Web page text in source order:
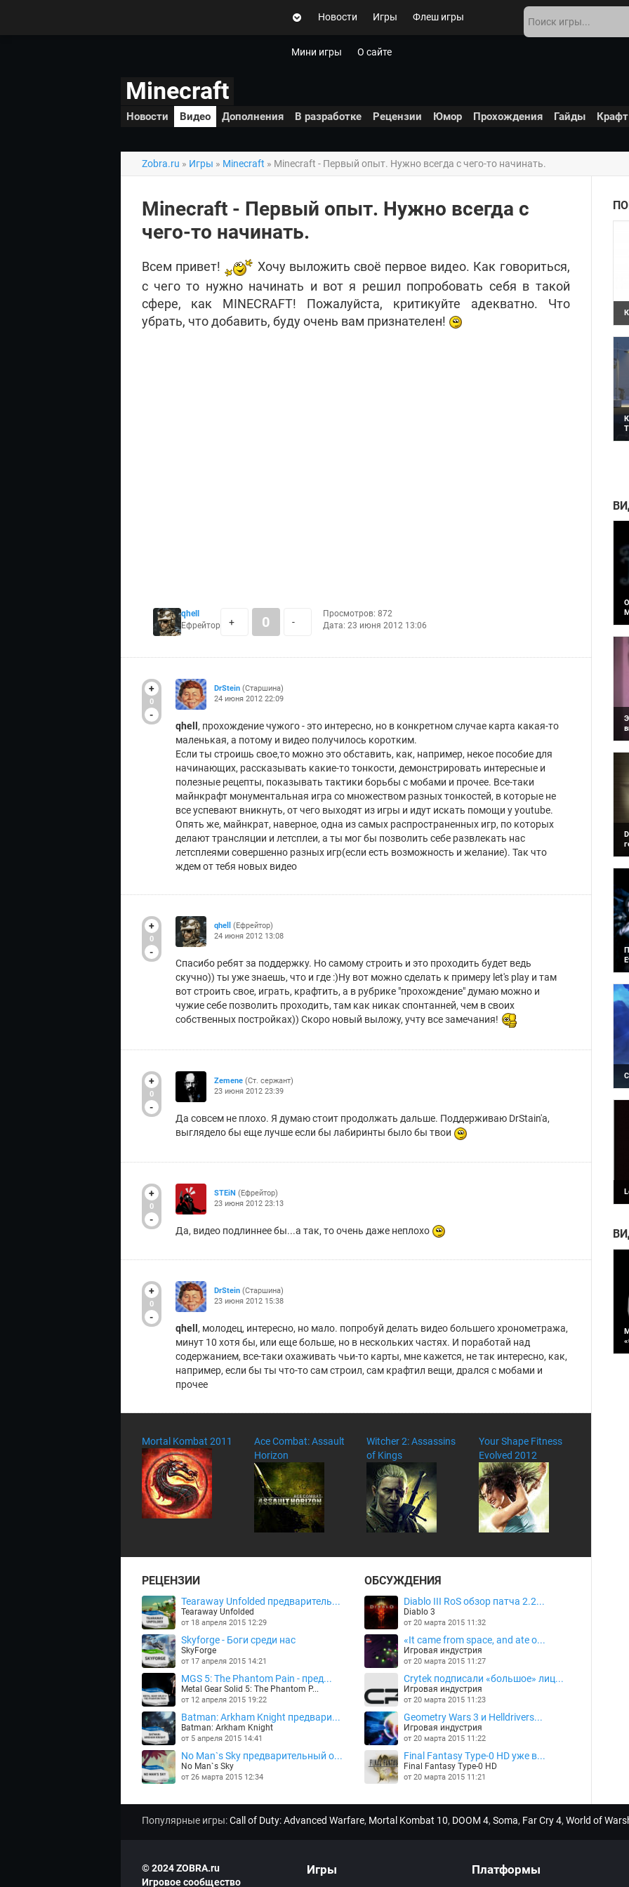
т
Новости Игры Флеш игры
Мини игры О сайте
Minecraft
Новости Видео Дополнения В разработке Рецензии Юмор Прохождения Гайды Крафт
Zobra.ru » Игры » Minecraft » Minecraft - Первый опыт. Нужно всегда с чего-то начинать.
Minecraft - Первый опыт. Нужно всегда с
чего-то начинать.
Всем привет!
Хочу выложить своё первое видео. Как говориться,
с чего то нужно начинать и вот я решил попробовать себя в такой
сфере, как MINECRAFT! Пожалуйста, критикуйте адекватно. Что
убрать, что добавить, буду очень вам признателен!
qhell
Ефрейтор
+ 0 -
Просмотров: 872
Дата: 23 июня 2012 13:06
+
0
-
DrStein (Старшина)
24 июня 2012 22:09
qhell , прохождение чужого - это интересно, но в конкретном случае карта какая-то
маленькая, а потому и видео получилось коротким.
Если ты строишь свое,то можно это обставить, как, например, некое пособие для
начинающих, рассказывать какие-то тонкости, демонстрировать интересные и
полезные рецепты, показывать тактики борьбы с мобами и прочее. Все-таки
майнкрафт монументальная игра со множеством разных тонкостей, в которые не
все успевают вникнуть, от чего выходят из игры и идут искать помощи у youtube.
Опять же, майнкрат, наверное, одна из самых распространенных игр, по которых
делают трансляции и летсплеи, а ты мог бы позволить себе развлекать нас
летсплеями совершенно разных игр(если есть возможность и желание). Так что
ждем от тебя новых видео
+
0
-
qhell
(Ефрейтор)
24 июня 2012 13:08
Спасибо ребят за поддержку. Но самому строить и это проходить будет ведь
скучно)) ты уже знаешь, что и где :)Ну вот можно сделать к примеру let's play и там
вот строить свое, играть, крафтить, а в рубрике "прохождение" думаю можно и
чужие себе позволить проходить, там как никак спонтанней, чем в своих
собственных постройках)) Скоро новый выложу, учту все замечания!
+
0
-
Zemene (Ст. сержант)
23 июня 2012 23:39
Да совсем не плохо. Я думаю стоит продолжать дальше. Поддерживаю DrStain'а,
выглядело бы еще лучше если бы лабиринты было бы твои
+
0
-
STEiN (Ефрейтор)
23 июня 2012 23:13
Да, видео подлиннее бы...а так, то очень даже неплохо
+
0
-
DrStein (Старшина)
23 июня 2012 15:38
qhell , молодец, интересно, но мало. попробуй делать видео большего хронометража,
минут 10 хотя бы, или еще больше, но в нескольких частях. И поработай над
содержанием, все-таки охаживать чьи-то карты, мне кажется, не так интересно, как,
например, если бы ты что-то сам строил, сам крафтил вещи, дрался с мобами и
прочее
Mortal Kombat 2011
Ace Combat: Assault
Horizon
Witcher 2: Assassins
of Kings
Your Shape Fitness
Evolved 2012
РЕЦЕНЗИИ
Tearaway Unfolded предваритель...
Tearaway Unfolded
от 18 апреля 2015 12:29
Skyforge - Боги среди нас
SkyForge
от 17 апреля 2015 14:21
MGS 5: The Phantom Pain - пред...
Metal Gear Solid 5: The Phantom P...
от 12 апреля 2015 19:22
Batman: Arkham Knight предвари...
Batman: Arkham Knight
от 5 апреля 2015 14:41
No Man`s Sky предварительный о...
No Man`s Sky
от 26 марта 2015 12:34
ОБСУЖДЕНИЯ
Diablo III RoS обзор патча 2.2...
Diablo 3
от 20 марта 2015 11:32
«It came from space, and ate o...
Игровая индустрия
от 20 марта 2015 11:27
Crytek подписали «большое» лиц...
Игровая индустрия
от 20 марта 2015 11:23
Geometry Wars 3 и Helldrivers...
Игровая индустрия
от 20 марта 2015 11:22
Final Fantasy Type-0 HD уже в...
Final Fantasy Type-0 HD
от 20 марта 2015 11:21
Популярные игры:Call of Duty: Advanced Warfare, Mortal Kombat 10, DOOM 4, Soma, Far Cry 4, World of
© 2024 ZOBRA.ru
Игровое сообщество
Игры Платформы